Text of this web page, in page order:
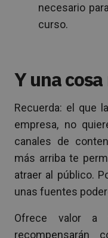
necesario
curso.
Y una
Recuerda: el que
empresa, no
canales de
más arriba te
atraer al público.
unas fuentes
Ofrece valor
recompensarán